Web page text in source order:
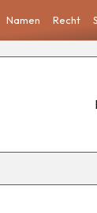
Namen Recht